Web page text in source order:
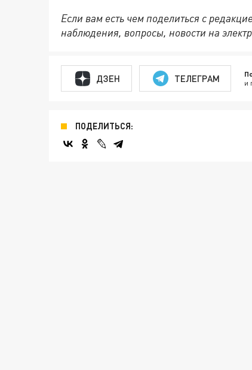
Если вам есть чем поделиться с
наблюдения, вопросы, новости на
ДЗЕН ТЕЛЕГРАМ и
ПОДЕЛИТЬСЯ: